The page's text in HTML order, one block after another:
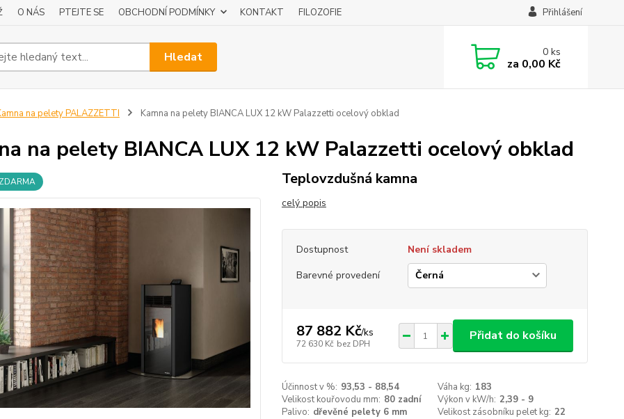
O NÁS PTEJTE SE OBCHODNÍ PODMÍNKY KONTAKT FILOZOFIE Přihlášení
Hledat 0ks
za 0,00 Kč
na pelety PALAZZETTI Kamna na pelety BIANCA LUX 12 kW Palazzetti ocelový obklad
na pelety BIANCA LUX 12 kW Palazzetti ocelový obklad
Teplovzdušná kamna
celý popis
Dostupnost
Není skladem
Barevné provedení
87 882 Kč/ks
72 630 Kč bez DPH
Přidat do košíku
Účinnost v %: 93,53 - 88,54 Váha kg: 183
Velikost kouřovodu mm: 80 zadní Výkon v kW/h: 2,39 - 9
Palivo: dřevěné pelety 6 mm Velikost zásobníku pelet kg: 22